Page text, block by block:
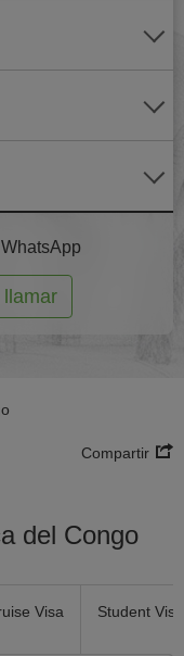
WhatsApp
Compartir
del Congo
Visa Student Visa